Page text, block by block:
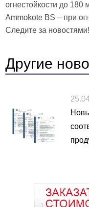
огнестойкости до 180
Ammokote BS – при
Следите за новостями!
Другие